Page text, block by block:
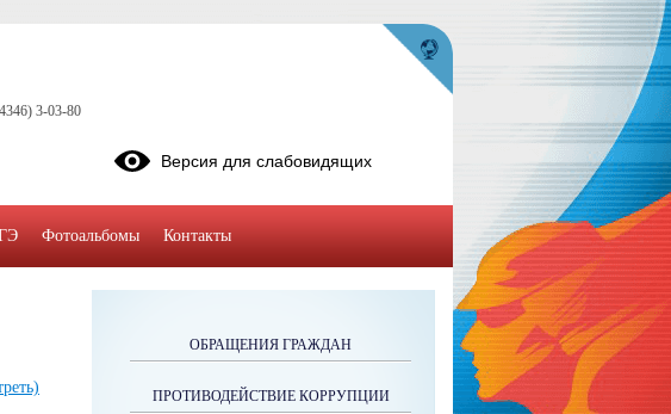
ОБРАЩЕНИЯ ГРАЖДАН
ПРОТИВОДЕЙСТВИЕ КОРРУПЦИИ
3-03-80
Версия для слабовидящих
Фотоальбомы Контакты